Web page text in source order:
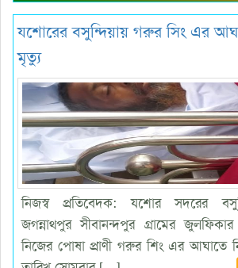
যশোরের বসুন্দিয়ায় গরুর সিং এর
মৃত্যু
নিজস্ব প্রতিবেদক: যশোর সদরের
জগন্নাথপুর সীবানন্দপুর গ্রামের
নিজের পোষা প্রাণী গরুর শিং এর আঘাতে